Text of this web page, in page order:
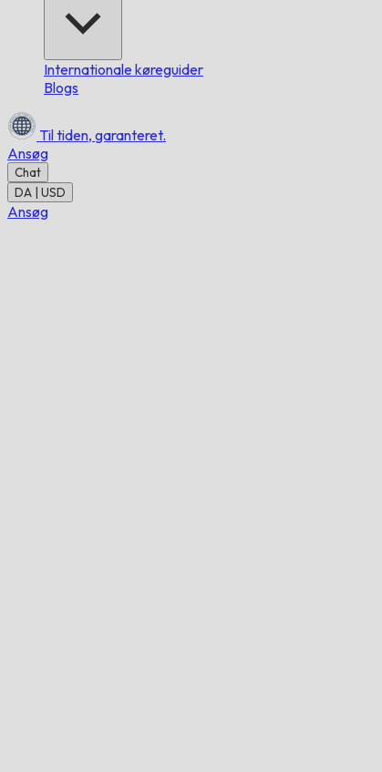
Internationale køreguider
Blogs
Til tiden, garanteret.
Ansøg
Chat
DA | USD
Ansøg